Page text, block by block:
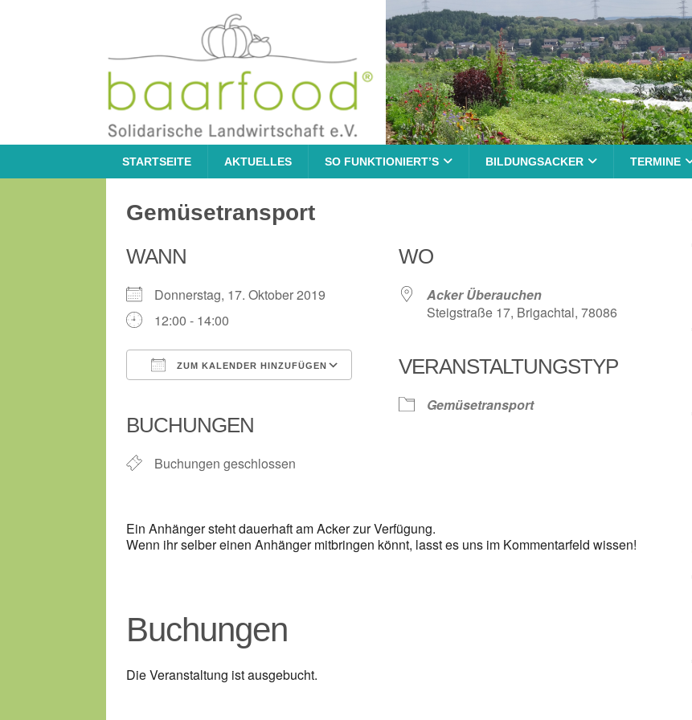
STARTSEITE AKTUELLES SO FUNKTIONIERT’S BILDUNGSACKER TERMINE
Gemüsetransport
WANN
Donnerstag, 17. Oktober 2019
12:00 - 14:00
ZUM KALENDER HINZUFÜGEN
Google Kalender
BUCHUNGEN
Buchungen geschlossen
WO
Acker Überauchen
Steigstraße 17, Brigachtal, 78086
VERANSTALTUNGSTYP
Gemüsetransport
Ein Anhänger steht dauerhaft am Acker zur Verfügung.
Wenn ihr selber einen Anhänger mitbringen könnt, lasst es uns im Kommentarfeld wissen!
Buchungen
Die Veranstaltung ist ausgebucht.